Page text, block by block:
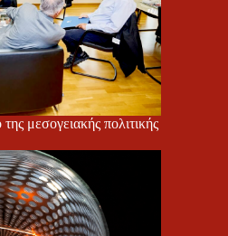
μεσογειακής πολιτικής